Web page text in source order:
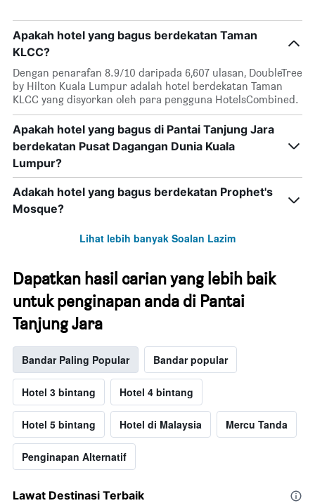
Apakah hotel yang bagus berdekatan Taman
KLCC?
Dengan penarafan 8.9/10 daripada 6,607 ulasan, DoubleTree
by Hilton Kuala Lumpur adalah hotel berdekatan Taman
KLCC yang disyorkan oleh para pengguna HotelsCombined.
Apakah hotel yang bagus di Pantai Tanjung Jara
berdekatan Pusat Dagangan Dunia Kuala
Lumpur?
Adakah hotel yang bagus berdekatan Prophet's
Mosque?
Lihat lebih banyak Soalan Lazim
Dapatkan hasil carian yang lebih baik
untuk penginapan anda di Pantai
Tanjung Jara
Bandar Paling Popular Bandar popular
Hotel 3 bintang Hotel 4 bintang
Hotel 5 bintang Hotel di Malaysia Mercu Tanda
Penginapan Alternatif
Lawat Destinasi Terbaik